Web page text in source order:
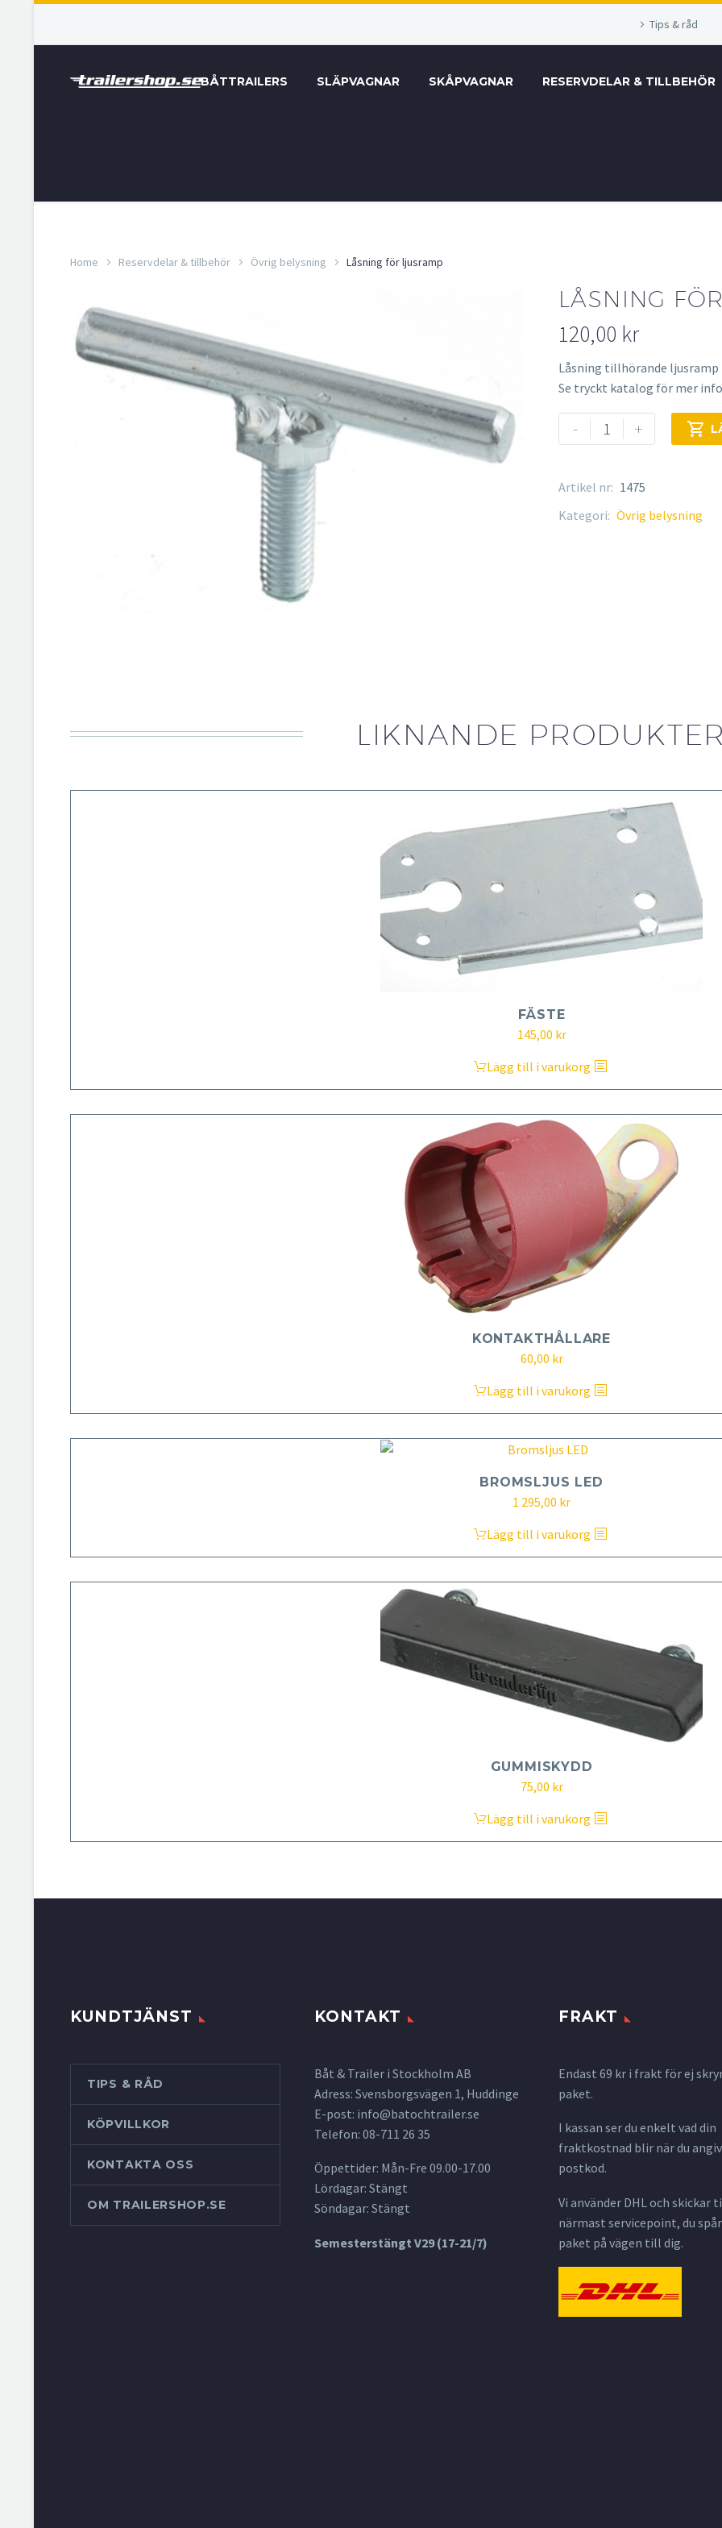
Tips & råd
BÅTTRAILERS SLÄPVAGNAR SKÅPVAGNAR RESERVDELAR & TILLBEHÖR
Home Reservdelar & tillbehör Övrig belysning Låsning för ljusramp
LÅSNING
120,00 kr
Låsning tillhörande ljusramp
Se tryckt katalog för mer
-
Låsning
för
mängd
+ 
Artikel nr: 1475
Kategori: Övrig belysning
LIKNANDE
FÄSTE
145,00 kr
Lägg till i varukorg
KONTAKTHÅLLARE
60,00 kr
Lägg till i varukorg
BROMSLJUS LED
1 295,00 kr
Lägg till i varukorg
GUMMISKYDD
75,00 kr
Lägg till i varukorg
KUNDTJÄNST
TIPS & RÅD
KÖPVILLKOR
KONTAKTA OSS
OM TRAILERSHOP.SE
KONTAKT
Båt & Trailer i Stockholm AB
Adress: Svensborgsvägen 1, Huddinge
E-post: info@batochtrailer.se
Telefon: 08-711 26 35
Öppettider: Mån-Fre 09.00-17.00
Lördagar: Stängt
Söndagar: Stängt
Semesterstängt V29 (17-21/7)
FRAKT
Endast 69 kr i frakt för ej
paket.
I kassan ser du enkelt vad din
fraktkostnad blir när du
postkod.
Vi använder DHL och skickar
närmast servicepoint, du
paket på vägen till dig.